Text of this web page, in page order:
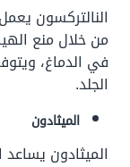
النالتركسون
من خلال منع
في الدماغ،
الجلد.
الميثادون
الميثادون